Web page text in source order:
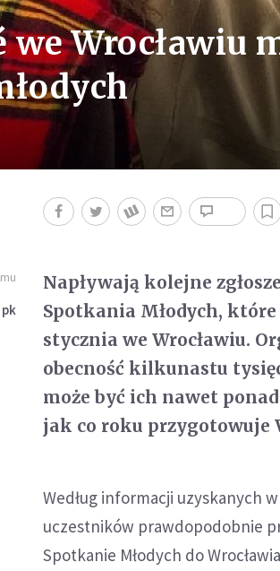
we Wrocławiu
Napływają kolejne
Spotkania Młodych, które
stycznia we Wrocławiu.
obecność kilkunastu
może być ich nawet
jak co roku przygotowuje
Według informacji uzyskanych
uczestników prawdopodobnie
Spotkanie Młodych do